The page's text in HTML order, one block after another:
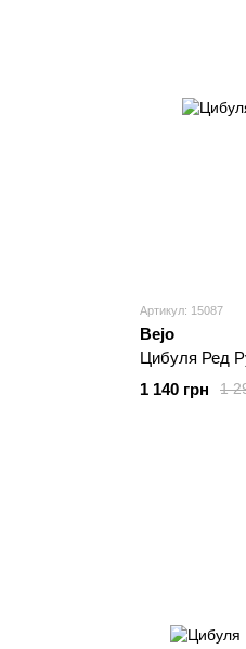
Артикул: 15087
Bejo
Цибуля Ред
1
1 140 грн